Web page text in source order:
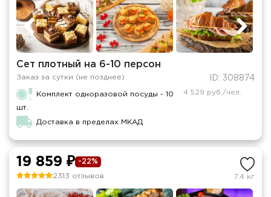
Сет плотный на 6-10 персон
Заказ за сутки (не позднее) ID: 308874
Комплект одноразовой посуды - 10
шт.
Доставка в пределах МКАД
4 529 руб./чел.
19 859 ₽ -22%
2313 отзывов 7.4 кг